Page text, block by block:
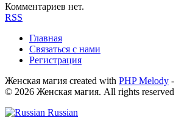
Комментариев нет.
RSS
Главная
Связаться с нами
Регистрация
Женская магия created with PHP Melody -
© 2026 Женская магия. All rights reserved
Russian